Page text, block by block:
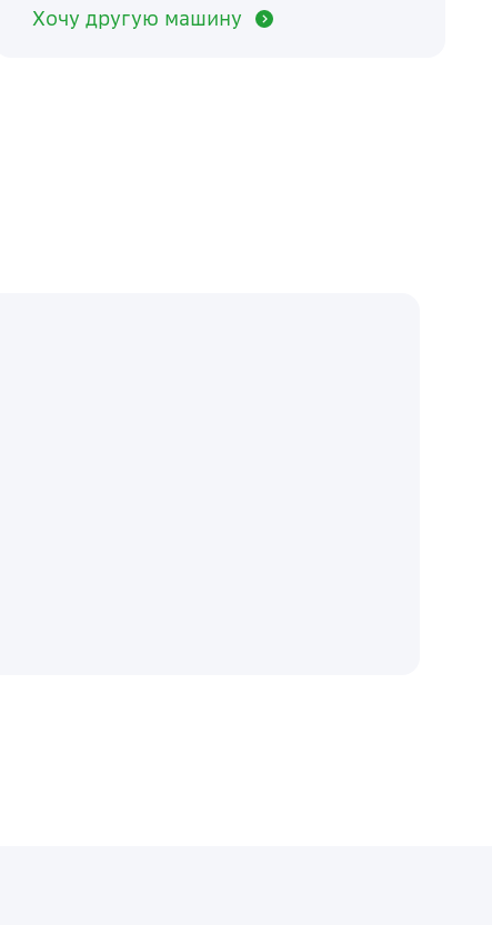
Хочу другую машину